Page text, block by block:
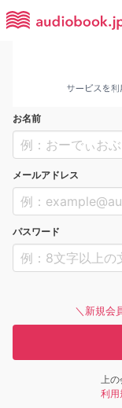
お名前
メールアドレス
パスワード
＼新規会
上
利用